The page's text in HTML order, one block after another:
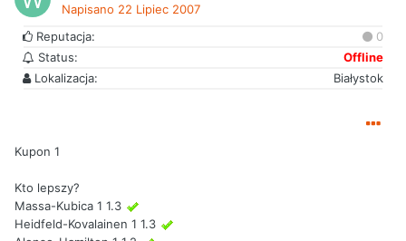
Napisano 22 Lipiec 2007
Reputacja:
0
Status:
Offline
Lokalizacja:
Białystok
Kupon 1
Kto lepszy?
Massa-Kubica 1 1.3
Heidfeld-Kovalainen 1 1.3